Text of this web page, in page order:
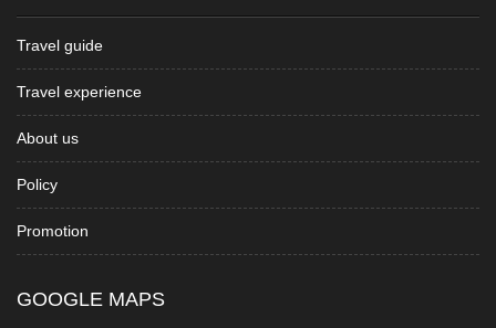
Travel guide
Travel experience
About us
Policy
Promotion
GOOGLE MAPS